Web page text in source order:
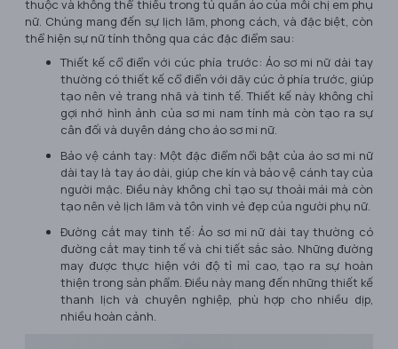
thuộc và không thể thiếu trong tủ quần áo của mỗi chị em phụ
nữ. Chúng mang đến sự lịch lãm, phong cách, và đặc biệt, còn
thể hiện sự nữ tính thông qua các đặc điểm sau:
Thiết kế cổ điển với cúc phía trước: Áo sơ mi nữ dài tay
thường có thiết kế cổ điển với dãy cúc ở phía trước, giúp
tạo nên vẻ trang nhã và tinh tế. Thiết kế này không chỉ
gợi nhớ hình ảnh của sơ mi nam tính mà còn tạo ra sự
cân đối và duyên dáng cho áo sơ mi nữ.
Bảo vệ cánh tay: Một đặc điểm nổi bật của áo sơ mi nữ
dài tay là tay áo dài, giúp che kín và bảo vệ cánh tay của
người mặc. Điều này không chỉ tạo sự thoải mái mà còn
tạo nên vẻ lịch lãm và tôn vinh vẻ đẹp của người phụ nữ.
Đường cắt may tinh tế: Áo sơ mi nữ dài tay thường có
đường cắt may tinh tế và chi tiết sắc sảo. Những đường
may được thực hiện với độ tỉ mỉ cao, tạo ra sự hoàn
thiện trong sản phẩm. Điều này mang đến những thiết kế
thanh lịch và chuyên nghiệp, phù hợp cho nhiều dịp,
nhiều hoàn cảnh.